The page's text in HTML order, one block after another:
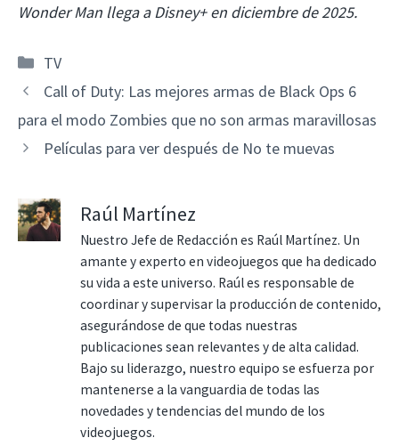
Wonder Man llega a Disney+ en diciembre de 2025.
Categorías
TV
Call of Duty: Las mejores armas de Black Ops 6
para el modo Zombies que no son armas maravillosas
Películas para ver después de No te muevas
Raúl Martínez
Nuestro Jefe de Redacción es Raúl Martínez. Un
amante y experto en videojuegos que ha dedicado
su vida a este universo. Raúl es responsable de
coordinar y supervisar la producción de contenido,
asegurándose de que todas nuestras
publicaciones sean relevantes y de alta calidad.
Bajo su liderazgo, nuestro equipo se esfuerza por
mantenerse a la vanguardia de todas las
novedades y tendencias del mundo de los
videojuegos.